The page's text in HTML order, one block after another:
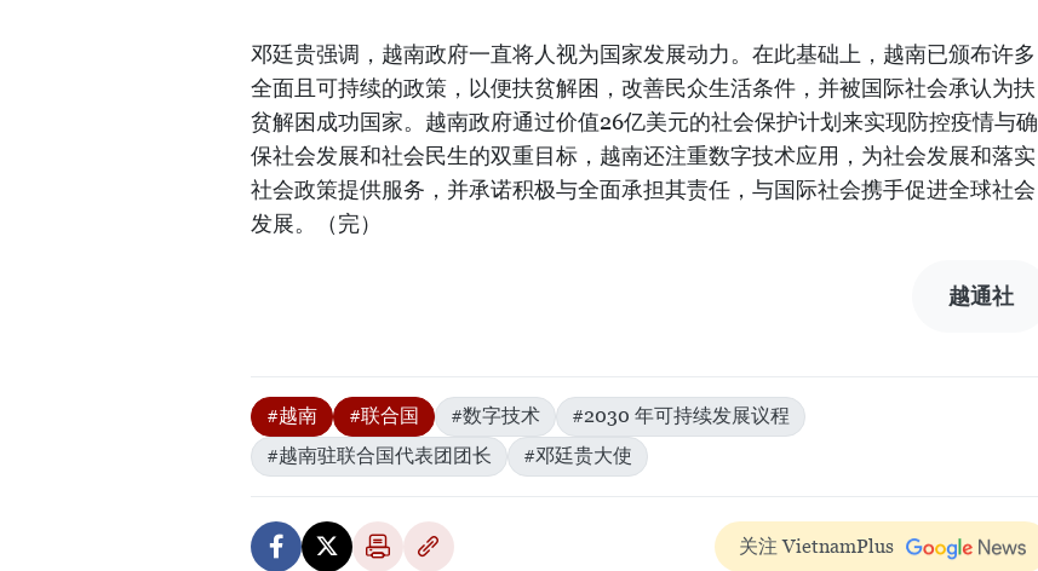
邓廷贵强调，越南政府一直将人视为国家发展动力。在此基础上，越南已颁布许多
全面且可持续的政策，以便扶贫解困，改善民众生活条件，并被国际社会承认为扶
贫解困成功国家。越南政府通过价值26亿美元的社会保护计划来实现防控疫情与确
保社会发展和社会民生的双重目标，越南还注重数字技术应用，为社会发展和落实
社会政策提供服务，并承诺积极与全面承担其责任，与国际社会携手促进全球社会
发展。（完）
越通社
#越南 #联合国 #数字技术
#2030 年可持续发展议程
#越南驻联合国代表团团长
#邓廷贵大使
关注 VietnamPlus